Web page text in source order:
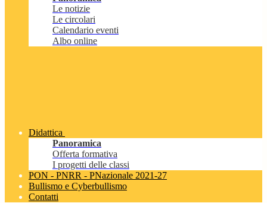
Le notizie
Le circolari
Calendario eventi
Albo online
Didattica
Panoramica
Offerta formativa
I progetti delle classi
PON - PNRR - PNazionale 2021-27
Bullismo e Cyberbullismo
Contatti